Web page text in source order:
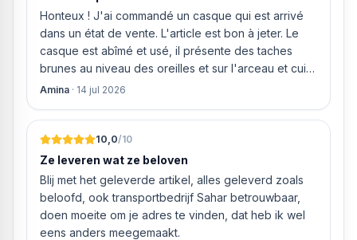
Nishoogte minimaal 59,3 cm
Nisbreedte minimaal 56 cm
Nisdiepte 56 cm
Gewicht 31,9 kg
Technische gegevens
Spanning 230 V
Zekering 16 A
Verbindingswaarde 2,32 kW
Lengte van de aansluitkabel 1,6 meter
Honteux ! J'ai commandé un casque qui est arrivé
dans un état de vente. L'article est bon à jeter. Le
casque est abîmé et usé, il présente des taches
brunes au niveau des oreilles et sur l'arceau et cuir
qui est craquelé ! Les coussins sont eux « dégonflés
Amina · 14 jul 2026
10,0/10
Ze leveren wat ze beloven
Blij met het geleverde artikel, alles geleverd zoals
beloofd, ook transportbedrijf Sahar betrouwbaar,
doen moeite om je adres te vinden, dat heb ik wel
eens anders meegemaakt.